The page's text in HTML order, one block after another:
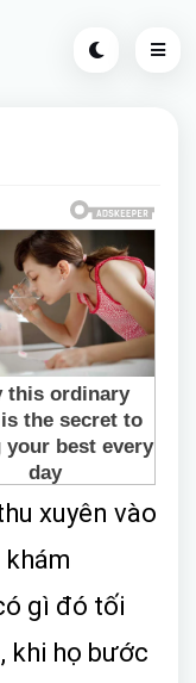
xuyên vào
gì đó tối
khi họ bước